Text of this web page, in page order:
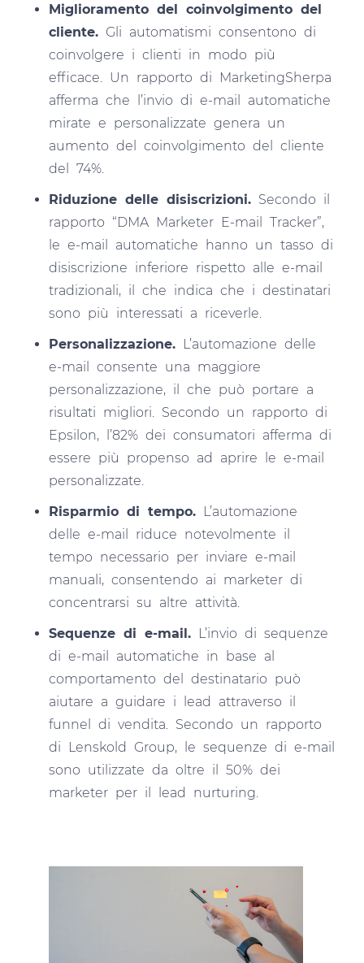
Miglioramento del coinvolgimento del
cliente. Gli automatismi consentono di
coinvolgere i clienti in modo più
efficace. Un rapporto di MarketingSherpa
afferma che l’invio di e-mail automatiche
mirate e personalizzate genera un
aumento del coinvolgimento del cliente
del 74%.
Riduzione delle disiscrizioni. Secondo il
rapporto “DMA Marketer E-mail Tracker”,
le e-mail automatiche hanno un tasso di
disiscrizione inferiore rispetto alle e-mail
tradizionali, il che indica che i destinatari
sono più interessati a riceverle.
Personalizzazione. L’automazione delle
e-mail consente una maggiore
personalizzazione, il che può portare a
risultati migliori. Secondo un rapporto di
Epsilon, l’82% dei consumatori afferma di
essere più propenso ad aprire le e-mail
personalizzate.
Risparmio di tempo. L’automazione
delle e-mail riduce notevolmente il
tempo necessario per inviare e-mail
manuali, consentendo ai marketer di
concentrarsi su altre attività.
Sequenze di e-mail. L’invio di sequenze
di e-mail automatiche in base al
comportamento del destinatario può
aiutare a guidare i lead attraverso il
funnel di vendita. Secondo un rapporto
di Lenskold Group, le sequenze di e-mail
sono utilizzate da oltre il 50% dei
marketer per il lead nurturing.